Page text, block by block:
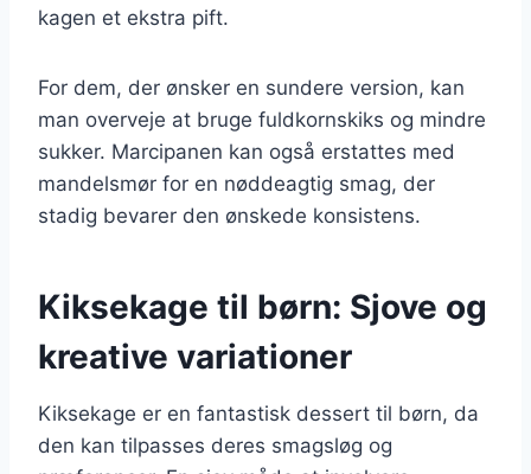
kagen et ekstra pift.
For dem, der ønsker en sundere version, kan
man overveje at bruge fuldkornskiks og mindre
sukker. Marcipanen kan også erstattes med
mandelsmør for en nøddeagtig smag, der
stadig bevarer den ønskede konsistens.
Kiksekage til børn: Sjove og
kreative variationer
Kiksekage er en fantastisk dessert til børn, da
den kan tilpasses deres smagsløg og